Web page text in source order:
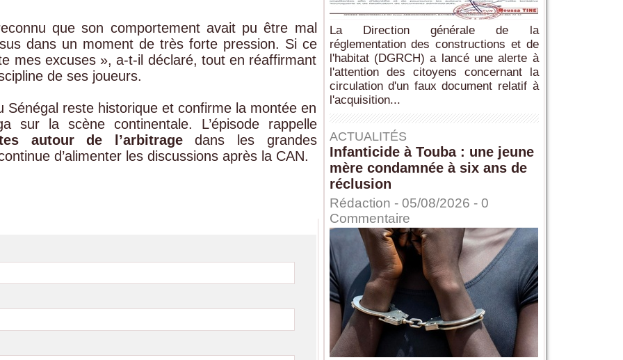
que son comportement avait pu être mal
dans un moment de très forte pression. Si ce
mes excuses », a-t-il déclaré, tout en réaffirmant
de ses joueurs.
reste historique et confirme la montée en
sur la scène continentale. L’épisode rappelle
autour de l’arbitragedans les grandes
d’alimenter les discussions après la CAN.
La Direction générale de la
réglementation des constructions et de
l'habitat (DGRCH) a lancé une alerte à
l'attention des citoyens concernant la
circulation d'un faux document relatif à
l'acquisition...
ACTUALITÉS
Infanticide à Touba : une jeune
mère condamnée à six ans de
réclusion
Rédaction - 05/08/2026 - 0
Commentaire